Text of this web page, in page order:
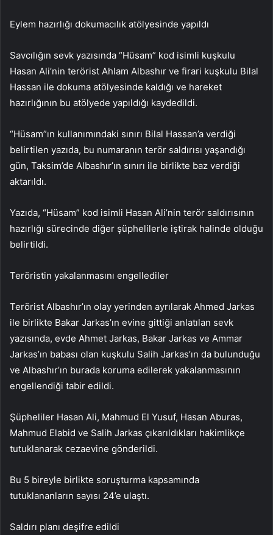
Eylem hazırlığı dokumacılık atölyesinde yapıldı
Savcılığın sevk yazısında “Hüsam” kod isimli kuşkulu
Hasan Ali’nin terörist Ahlam Albashır ve firari kuşkulu Bilal
Hassan ile dokuma atölyesinde kaldığı ve hareket
hazırlığının bu atölyede yapıldığı kaydedildi.
“Hüsam”ın kullanımındaki sınırı Bilal Hassan’a verdiği
belirtilen yazıda, bu numaranın terör saldırısı yaşandığı
gün, Taksim’de Albashır’ın sınırı ile birlikte baz verdiği
aktarıldı.
Yazıda, “Hüsam” kod isimli Hasan Ali’nin terör saldırısının
hazırlığı sürecinde diğer şüphelilerle iştirak halinde olduğu
belirtildi.
Teröristin yakalanmasını engellediler
Terörist Albashır’ın olay yerinden ayrılarak Ahmed Jarkas
ile birlikte Bakar Jarkas’ın evine gittiği anlatılan sevk
yazısında, evde Ahmet Jarkas, Bakar Jarkas ve Ammar
Jarkas’ın babası olan kuşkulu Salih Jarkas’ın da bulunduğu
ve Albashır’ın burada koruma edilerek yakalanmasının
engellendiği tabir edildi.
Şüpheliler Hasan Ali, Mahmud El Yusuf, Hasan Aburas,
Mahmud Elabid ve Salih Jarkas çıkarıldıkları hakimlikçe
tutuklanarak cezaevine gönderildi.
Bu 5 bireyle birlikte soruşturma kapsamında
tutuklananların sayısı 24’e ulaştı.
Saldırı planı deşifre edildi